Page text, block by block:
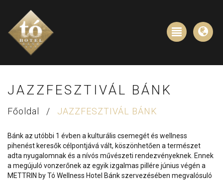
JAZZFESZTIVÁL BÁNK
Főoldal / JAZZFESZTIVÁL BÁNK
Bánk az utóbbi 1 évben a kulturális csemegét és wellness
pihenést keresők célpontjává vált, köszönhetően a természet
adta nyugalomnak és a nívós művészeti rendezvényeknek. Ennek
a megújuló vonzerőnek az egyik izgalmas pillére június végén a
METTRIN by Tó Wellness Hotel Bánk szervezésében megvalósuló